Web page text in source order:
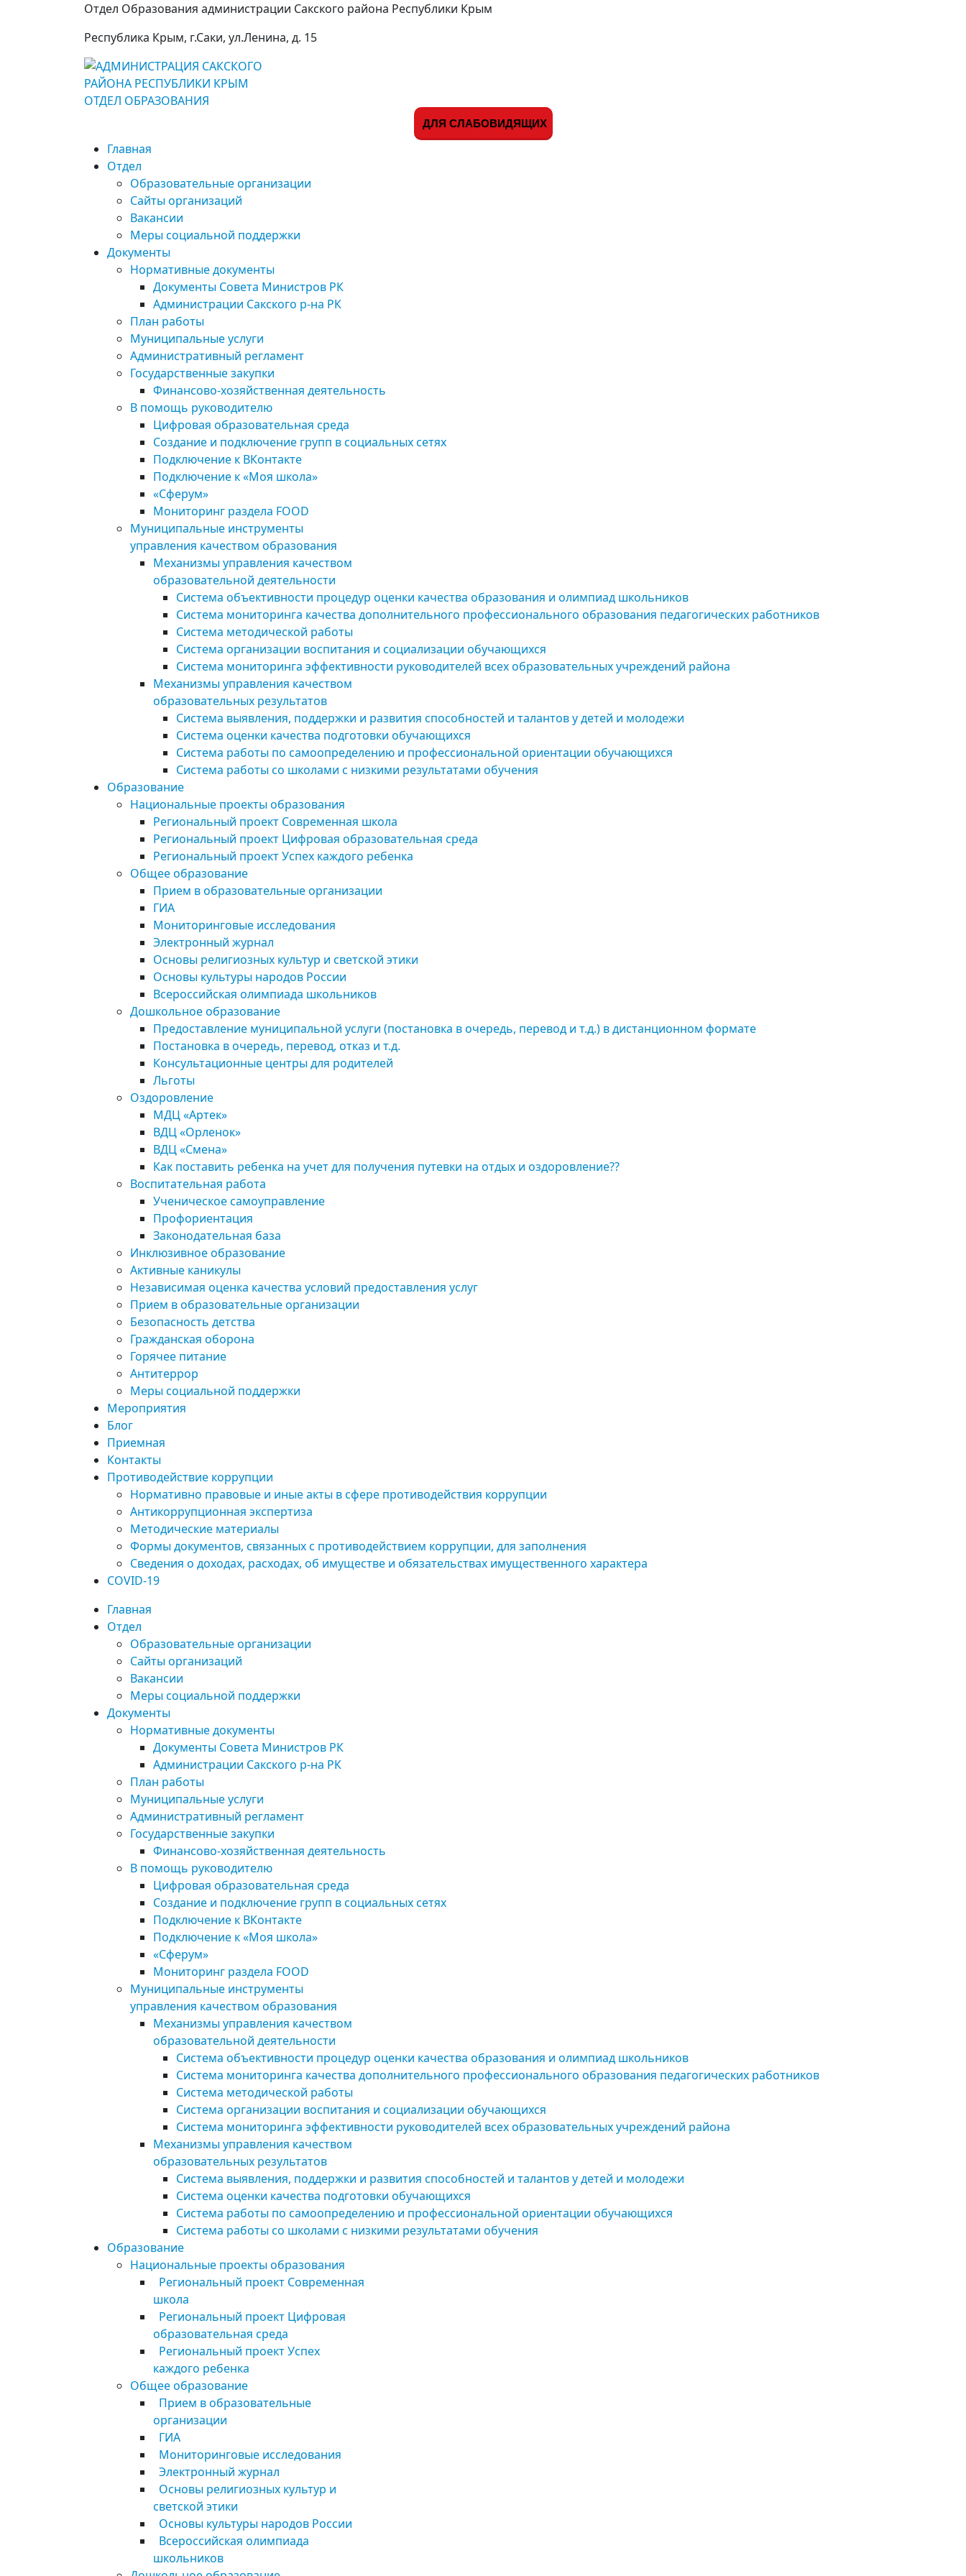
Отдел Образования администрации Сакского района Республики Крым
Республика Крым, г.Саки, ул.Ленина, д. 15
ДЛЯ СЛАБОВИДЯЩИХ
Главная
Отдел
Образовательные организации
Сайты организаций
Вакансии
Меры социальной поддержки
Документы
Нормативные документы
Документы Совета Министров РК
Администрации Сакского р-на РК
План работы
Муниципальные услуги
Административный регламент
Государственные закупки
Финансово-хозяйственная деятельность
В помощь руководителю
Цифровая образовательная среда
Создание и подключение групп в социальных сетях
Подключение к ВКонтакте
Подключение к «Моя школа»
«Сферум»
Мониторинг раздела FOOD
Муниципальные инструменты
управления качеством образования
Механизмы управления качеством
образовательной деятельности
Система объективности процедур оценки качества образования и олимпиад школьников
Система мониторинга качества дополнительного профессионального образования педагогических работников
Система методической работы
Система организации воспитания и социализации обучающихся
Система мониторинга эффективности руководителей всех образовательных учреждений района
Механизмы управления качеством
образовательных результатов
Система выявления, поддержки и развития способностей и талантов у детей и молодежи
Система оценки качества подготовки обучающихся
Система работы по самоопределению и профессиональной ориентации обучающихся
Система работы со школами с низкими результатами обучения
Образование
Национальные проекты образования
Региональный проект Современная школа
Региональный проект Цифровая образовательная среда
Региональный проект Успех каждого ребенка
Общее образование
Прием в образовательные организации
ГИА
Мониторинговые исследования
Электронный журнал
Основы религиозных культур и светской этики
Основы культуры народов России
Всероссийская олимпиада школьников
Дошкольное образование
Предоставление муниципальной услуги (постановка в очередь, перевод и т.д.) в дистанционном формате
Постановка в очередь, перевод, отказ и т.д.
Консультационные центры для родителей
Льготы
Оздоровление
МДЦ «Артек»
ВДЦ «Орленок»
ВДЦ «Смена»
Как поставить ребенка на учет для получения путевки на отдых и оздоровление??
Воспитательная работа
Ученическое самоуправление
Профориентация
Законодательная база
Инклюзивное образование
Активные каникулы
Независимая оценка качества условий предоставления услуг
Прием в образовательные организации
Безопасность детства
Гражданская оборона
Горячее питание
Антитеррор
Меры социальной поддержки
Мероприятия
Блог
Приемная
Контакты
Противодействие коррупции
Нормативно правовые и иные акты в сфере противодействия коррупции
Антикоррупционная экспертиза
Методические материалы
Формы документов, связанных с противодействием коррупции, для заполнения
Сведения о доходах, расходах, об имуществе и обязательствах имущественного характера
COVID-19
Главная
Отдел
Образовательные организации
Сайты организаций
Вакансии
Меры социальной поддержки
Документы
Нормативные документы
Документы Совета Министров РК
Администрации Сакского р-на РК
План работы
Муниципальные услуги
Административный регламент
Государственные закупки
Финансово-хозяйственная деятельность
В помощь руководителю
Цифровая образовательная среда
Создание и подключение групп в социальных сетях
Подключение к ВКонтакте
Подключение к «Моя школа»
«Сферум»
Мониторинг раздела FOOD
Муниципальные инструменты
управления качеством образования
Механизмы управления качеством
образовательной деятельности
Система объективности процедур оценки качества образования и олимпиад школьников
Система мониторинга качества дополнительного профессионального образования педагогических работников
Система методической работы
Система организации воспитания и социализации обучающихся
Система мониторинга эффективности руководителей всех образовательных учреждений района
Механизмы управления качеством
образовательных результатов
Система выявления, поддержки и развития способностей и талантов у детей и молодежи
Система оценки качества подготовки обучающихся
Система работы по самоопределению и профессиональной ориентации обучающихся
Система работы со школами с низкими результатами обучения
Образование
Национальные проекты образования
Региональный проект Современная
школа
Региональный проект Цифровая
образовательная среда
Региональный проект Успех
каждого ребенка
Общее образование
Прием в образовательные
организации
ГИА
Мониторинговые исследования
Электронный журнал
Основы религиозных культур и
светской этики
Основы культуры народов России
Всероссийская олимпиада
школьников